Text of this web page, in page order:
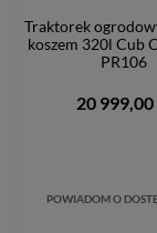
Traktorek
koszem 320l Cub
PR106
20 999,00
POWIADOM O